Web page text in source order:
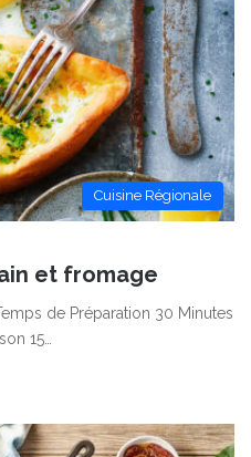
Cuisine Régionale
et fromage
de Préparation 30 Minutes
15…